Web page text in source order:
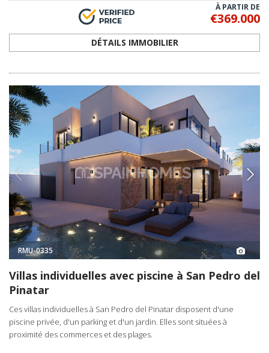
À PARTIR DE
€369.000
DÉTAILS IMMOBILIER
RMU-0335
Villas individuelles avec piscine à San Pedro del
Pinatar
Ces villas individuelles à San Pedro del Pinatar disposent d'une
piscine privée, d'un parking et d'un jardin. Elles sont situées à
proximité des commerces et des plages.